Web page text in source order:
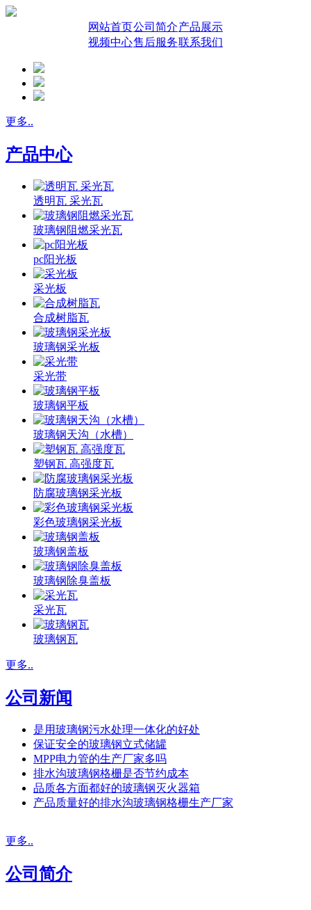
网站首页公司简介产品展示
视频中心售后服务联系我们
更多..
产品中心
透明瓦 采光瓦
玻璃钢阻燃采光瓦
pc阳光板
采光板
合成树脂瓦
玻璃钢采光板
采光带
玻璃钢平板
玻璃钢天沟（水槽）
塑钢瓦 高强度瓦
防腐玻璃钢采光板
彩色玻璃钢采光板
玻璃钢盖板
玻璃钢除臭盖板
采光瓦
玻璃钢瓦
更多..
公司新闻
是用玻璃钢污水处理一体化的好处
保证安全的玻璃钢立式储罐
MPP电力管的生产厂家多吗
排水沟玻璃钢格栅是否节约成本
品质各方面都好的玻璃钢灭火器箱
产品质量好的排水沟玻璃钢格栅生产厂家
更多..
公司简介